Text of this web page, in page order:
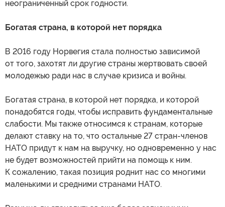
неограниченный срок годности.
Богатая страна, в которой нет порядка
В 2016 году Норвегия стала полностью зависимой
от того, захотят ли другие страны жертвовать своей
молодежью ради нас в случае кризиса и войны.
Богатая страна, в которой нет порядка, и которой
понадобятся годы, чтобы исправить фундаментальные
слабости. Мы также относимся к странам, которые
делают ставку на то, что остальные 27 стран-членов
НАТО придут к нам на выручку, но одновременно у нас
не будет возможностей прийти на помощь к ним.
К сожалению, такая позиция роднит нас со многими
маленькими и средними странами НАТО.